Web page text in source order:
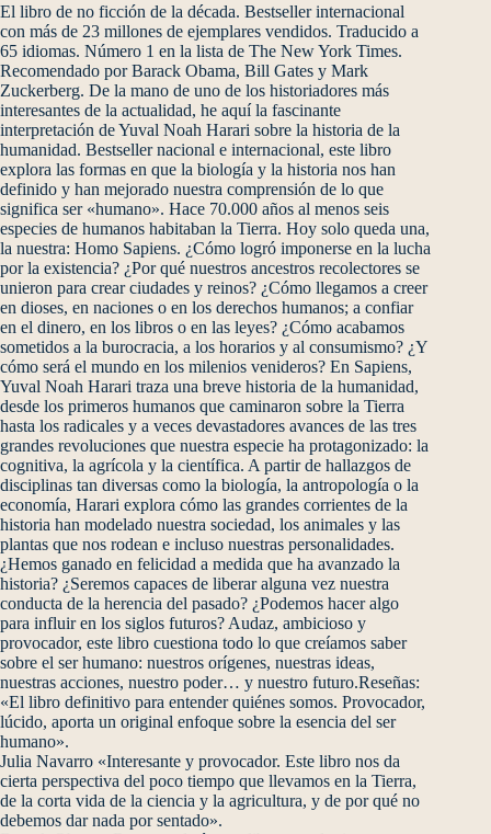
El libro de no ficción de la década. Bestseller internacional
con más de 23 millones de ejemplares vendidos. Traducido a
65 idiomas. Número 1 en la lista de The New York Times.
Recomendado por Barack Obama, Bill Gates y Mark
Zuckerberg. De la mano de uno de los historiadores más
interesantes de la actualidad, he aquí la fascinante
interpretación de Yuval Noah Harari sobre la historia de la
humanidad. Bestseller nacional e internacional, este libro
explora las formas en que la biología y la historia nos han
definido y han mejorado nuestra comprensión de lo que
significa ser «humano». Hace 70.000 años al menos seis
especies de humanos habitaban la Tierra. Hoy solo queda una,
la nuestra: Homo Sapiens. ¿Cómo logró imponerse en la lucha
por la existencia? ¿Por qué nuestros ancestros recolectores se
unieron para crear ciudades y reinos? ¿Cómo llegamos a creer
en dioses, en naciones o en los derechos humanos; a confiar
en el dinero, en los libros o en las leyes? ¿Cómo acabamos
sometidos a la burocracia, a los horarios y al consumismo? ¿Y
cómo será el mundo en los milenios venideros? En Sapiens,
Yuval Noah Harari traza una breve historia de la humanidad,
desde los primeros humanos que caminaron sobre la Tierra
hasta los radicales y a veces devastadores avances de las tres
grandes revoluciones que nuestra especie ha protagonizado: la
cognitiva, la agrícola y la científica. A partir de hallazgos de
disciplinas tan diversas como la biología, la antropología o la
economía, Harari explora cómo las grandes corrientes de la
historia han modelado nuestra sociedad, los animales y las
plantas que nos rodean e incluso nuestras personalidades.
¿Hemos ganado en felicidad a medida que ha avanzado la
historia? ¿Seremos capaces de liberar alguna vez nuestra
conducta de la herencia del pasado? ¿Podemos hacer algo
para influir en los siglos futuros? Audaz, ambicioso y
provocador, este libro cuestiona todo lo que creíamos saber
sobre el ser humano: nuestros orígenes, nuestras ideas,
nuestras acciones, nuestro poder… y nuestro futuro.Reseñas:
«El libro definitivo para entender quiénes somos. Provocador,
lúcido, aporta un original enfoque sobre la esencia del ser
humano».
Julia Navarro «Interesante y provocador. Este libro nos da
cierta perspectiva del poco tiempo que llevamos en la Tierra,
de la corta vida de la ciencia y la agricultura, y de por qué no
debemos dar nada por sentado».